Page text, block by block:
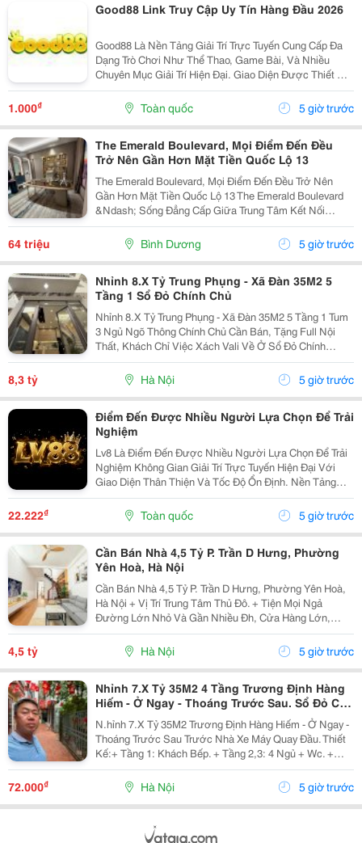
Good88 Link Truy Cập Uy Tín Hàng Đầu 2026
Good88 Là Nền Tảng Giải Trí Trực Tuyến Cung Cấp Đa
Dạng Trò Chơi Như Thể Thao, Game Bài, Và Nhiều
Chuyên Mục Giải Trí Hiện Đại. Giao Diện Được Thiết Kế
Trực Quan, Thân Thiện Với Người Dùng Trên Cả Điện
Thoại Và Máy Tính. Hệ Thống Bảo Mật Hiện Đại...
1.000₫ Toàn quốc 5 giờ trước
The Emerald Boulevard, Mọi Điểm Đến Đều
Trở Nên Gần Hơn Mặt Tiền Quốc Lộ 13
The Emerald Boulevard, Mọi Điểm Đến Đều Trở Nên
Gần Hơn Mặt Tiền Quốc Lộ 13 The Emerald Boulevard
&Ndash; Sống Đẳng Cấp Giữa Trung Tâm Kết Nối
Tp.hcm Bạn Đang Tìm Một Căn Hộ Vừa Để Ở, Vừa Có
Tiềm Năng Đầu Tư Mạnh? The Emerald Boulevard
Chính Là...
64 triệu Bình Dương 5 giờ trước
Nhỉnh 8.X Tỷ Trung Phụng - Xã Đàn 35M2 5
Tầng 1 Sổ Đỏ Chính Chủ
Nhỉnh 8.X Tỷ Trung Phụng - Xã Đàn 35M2 5 Tầng 1 Tum
3 Ngủ Ngõ Thông Chính Chủ Cần Bán, Tặng Full Nội
Thất, Khách Chỉ Việc Xách Vali Về Ở Sổ Đỏ Chính
Chủ(Nói Không Với Quy Hoạch) Mr Cường 0936161345
8,3 tỷ Hà Nội 5 giờ trước
Điểm Đến Được Nhiều Người Lựa Chọn Để Trải
Nghiệm
Lv8 Là Điểm Đến Được Nhiều Người Lựa Chọn Để Trải
Nghiệm Không Gian Giải Trí Trực Tuyến Hiện Đại Với
Giao Diện Thân Thiện Và Tốc Độ Ổn Định. Nền Tảng
Cung Cấp Đa Dạng Trò Chơi, Cập Nhật Thường Xuyên,
Hỗ Trợ Trên Nhiều Thiết Bị Và Mang Đến Trải Nghiệm...
22.222₫ Toàn quốc 5 giờ trước
Cần Bán Nhà 4,5 Tỷ P. Trần D Hưng, Phường
Yên Hoà, Hà Nội
Cần Bán Nhà 4,5 Tỷ P. Trần D Hưng, Phường Yên Hoà,
Hà Nội + Vị Trí Trung Tâm Thủ Đô. + Tiện Mọi Ngả
Đường Lớn Nhỏ Và Gần Nhiều Đh, Cửa Hàng Lớn,
V.v... + Diện Tích Gia Đình Sử Dụng Tất Được Là 95 M2.
+ Ô-Tô Vào Cửa, Nhà Có 2 Tầng. + Sổ Đỏ Chính...
4,5 tỷ Hà Nội 5 giờ trước
Nhỉnh 7.X Tỷ 35M2 4 Tầng Trương Định Hàng
Hiếm - Ở Ngay - Thoáng Trước Sau. Sổ Đỏ Cất
Két
N.hỉnh 7.X Tỷ 35M2 Trương Định Hàng Hiếm - Ở Ngay -
Thoáng Trước Sau Trước Nhà Xe Máy Quay Đầu. Thiết
Kế:+ Tầng 1: Khách Bếp. + Tầng 2,3: 4 Ngủ + Wc. +
Tầng 4: Phòng Thờ Sân Phơi Rộng Rãi. + Gần Trường,
Gần Chợ + Giao Thông Thuận Tiện. Sổ Đỏ...
72.000₫ Hà Nội 5 giờ trước